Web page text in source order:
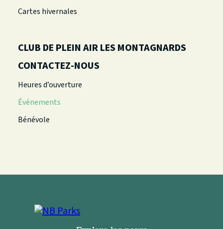
Cartes hivernales
CLUB DE PLEIN AIR LES MONTAGNARDS
CONTACTEZ-NOUS
Heures d’ouverture
Événements
Bénévole